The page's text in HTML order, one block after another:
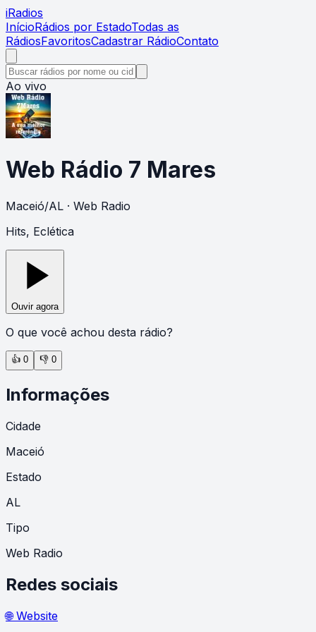
iRadios
InícioRádios por EstadoTodas as
RádiosFavoritosCadastrar RádioContato
Ao vivo
Web Rádio 7 Mares
Maceió/AL · Web Radio
Hits, Eclética
Ouvir agora
O que você achou desta rádio?
👍 0 👎 0
Informações
Cidade
Maceió
Estado
AL
Tipo
Web Radio
Redes sociais
🌐 Website